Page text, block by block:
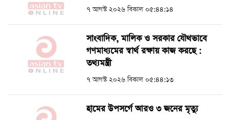
৭ আগস্ট ২০২৬ বিকাল ০৫:৪৪:১৪
সাংবাদিক, মালিক ও সরকার যৌথভাবে
গণমাধ্যমের স্বার্থ রক্ষায় কাজ করছে :
তথ্যমন্ত্রী
৭ আগস্ট ২০২৬ বিকাল ০৫:৪৪:১৩
হামের উপসর্গে আরও ৩ জনের মৃত্যু